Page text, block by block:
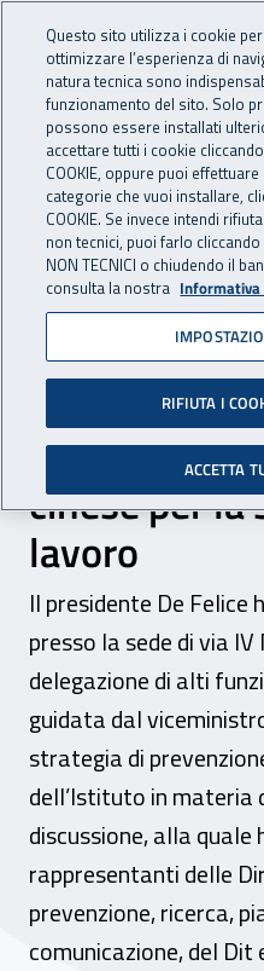
INAIL -
Navigazione
Navigazione - Ti trovi
Home Inail comunica News
04 dicembre 2017
Il mandato
dell’Inail al
incontro con
cinese per la
lavoro
Il presidente De
presso la sede di via
delegazione di alti
guidata dal
strategia di
dell’Istituto in materia
discussione, alla
rappresentanti delle
prevenzione, ricerca,
comunicazione, del Dit
Questo sito utilizza i cookie
ottimizzare l’esperienza di
natura tecnica sono
funzionamento del sito. Solo
possono essere installati
accettare tutti i cookie
COOKIE, oppure puoi
categorie che vuoi installare,
COOKIE. Se invece intendi
non tecnici, puoi farlo cliccando
NON TECNICI o chiudendo il
consulta la nostra Informativa
RIFIUTA I
ACCETTA